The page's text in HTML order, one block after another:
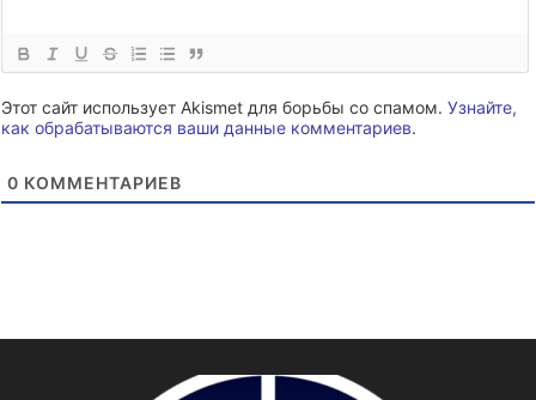
Этот сайт использует Akismet для борьбы со спамом. Узнайте,
как обрабатываются ваши данные комментариев.
0 КОММЕНТАРИЕВ